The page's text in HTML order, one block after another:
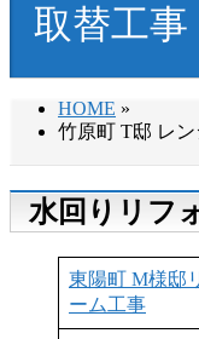
取替工事
HOME »
竹原町 T邸 レ
水回りリフ
東陽町 M様邸
ーム工事